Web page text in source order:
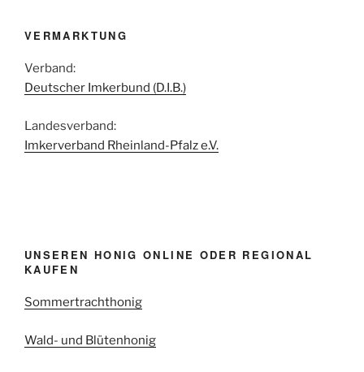
VERMARKTUNG
Verband:
Deutscher Imkerbund (D.I.B.)
Landesverband:
Imkerverband Rheinland-Pfalz e.V.
UNSEREN HONIG ONLINE ODER REGIONAL
KAUFEN
Sommertrachthonig
Wald- und Blütenhonig